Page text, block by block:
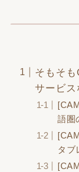
そもそ
サービス
語圏
タブ